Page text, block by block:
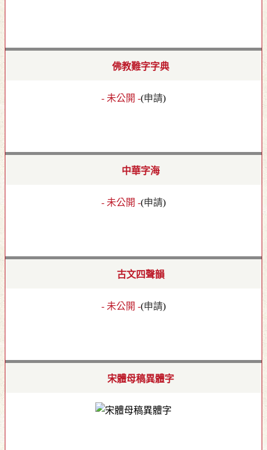
佛教難字字典
- 未公開 -(申請)
中華字海
- 未公開 -(申請)
古文四聲韻
- 未公開 -(申請)
宋體母稿異體字